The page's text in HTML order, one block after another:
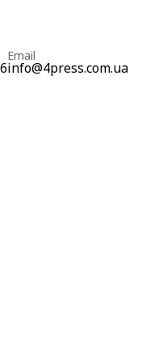
Email
info@4press.com.ua